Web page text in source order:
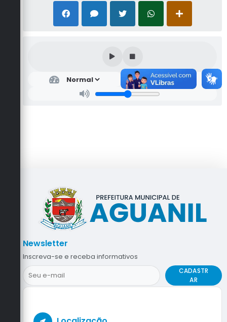
Newsletter
Inscreva-se e receba informativos
CADASTR
AR